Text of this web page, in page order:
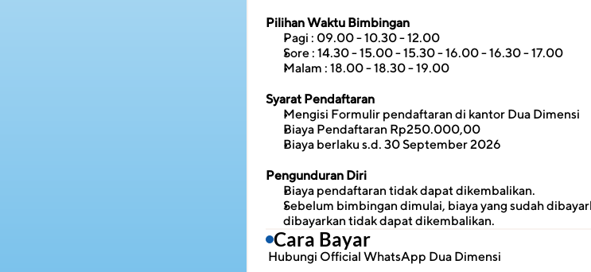
Pilihan Waktu Bimbingan
Pagi : 09.00 - 10.30 - 12.00
Sore : 14.30 - 15.00 - 15.30 - 16.00 - 16.30 - 17.00
Malam : 18.00 - 18.30 - 19.00
Syarat Pendaftaran
Mengisi Formulir pendaftaran di kantor Dua Dimensi
Biaya Pendaftaran Rp250.000,00
Biaya berlaku s.d. 30 September 2026
Pengunduran Diri
Biaya pendaftaran tidak dapat dikembalikan.
Sebelum bimbingan dimulai, biaya yang sudah
dibayarkan tidak dapat dikembalikan.
Cara Bayar
Hubungi Official WhatsApp Dua Dimensi